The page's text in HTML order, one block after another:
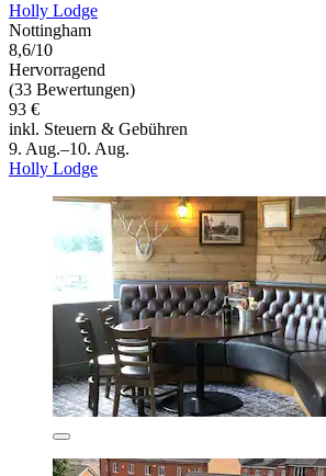
Holly Lodge
Nottingham
8,6/10
Hervorragend
(33 Bewertungen)
93 €
inkl. Steuern & Gebühren
9. Aug.–10. Aug.
Holly Lodge